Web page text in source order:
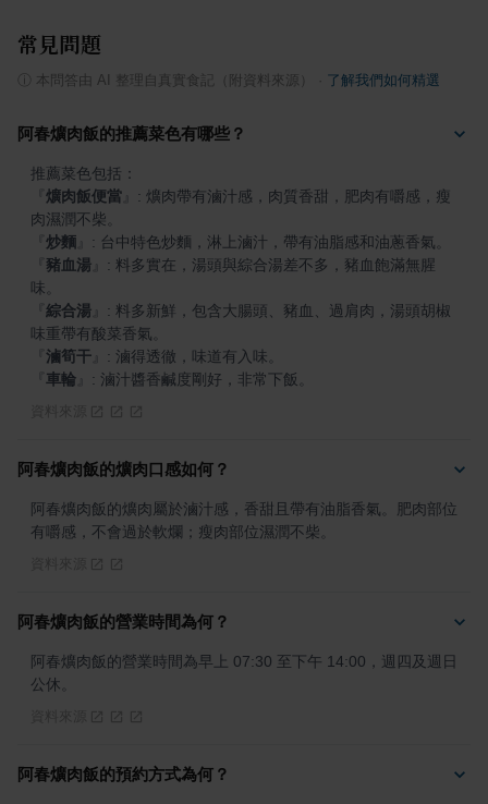
常見問題
本問答由 AI 整理自真實食記（附資料來源） 了解我們如何精選
阿春爌肉飯的推薦菜色有哪些？
爌肉飯便當
: 爌肉帶有滷汁感，肉質香甜，肥肉有嚼感，瘦
炒麵
豬血湯
: 料多實在，湯頭與綜合湯差不多，豬血飽滿無腥
綜合湯
: 料多新鮮，包含大腸頭、豬血、過肩肉，湯頭胡椒
滷筍干
車輪 : 滷汁醬香鹹度剛好，非常下飯。
阿春爌肉飯的爌肉口感如何？
阿春爌肉飯的爌肉屬於滷汁感，香甜且帶有油脂香氣。肥肉部位
有嚼感，不會過於軟爛；瘦肉部位濕潤不柴。
阿春爌肉飯的營業時間為何？
阿春爌肉飯的營業時間為早上 07:30 至下午 14:00，週四及週日
公休。
阿春爌肉飯的預約方式為何？